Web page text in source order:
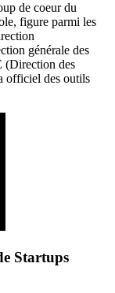
de coeur du
figure parmi les
générale des
(Direction des
officiel des outils
Startups